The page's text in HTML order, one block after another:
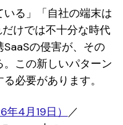
いる」「自社の端末は
けでは不十分な時代
の侵害が、その
この新しいパターン
必要があります。
4月19日） ／